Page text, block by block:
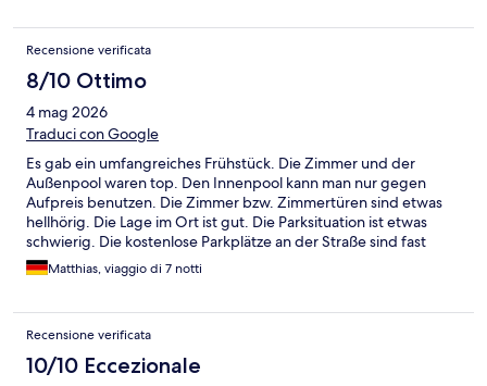
Recensione verificata
8/10 Ottimo
4 mag 2026
Traduci con Google
Es gab ein umfangreiches Frühstück. Die Zimmer und der
Außenpool waren top. Den Innenpool kann man nur gegen
Aufpreis benutzen. Die Zimmer bzw. Zimmertüren sind etwas
hellhörig. Die Lage im Ort ist gut. Die Parksituation ist etwas
schwierig. Die kostenlose Parkplätze an der Straße sind fast
immer belegt.
Matthias, viaggio di 7 notti
Recensione verificata
10/10 Eccezionale